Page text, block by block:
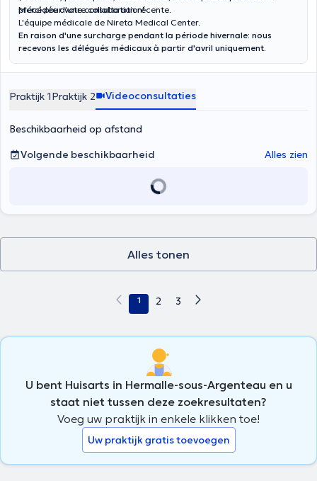
précédée d'une consultation récente.
Merci pour votre collaboration!
L'équipe médicale de Nireta Medical Center.
En raison d'une surcharge pendant la période hivernale: nous
recevons les délégués médicaux à partir d'avril uniquement.
Praktijk 1Praktijk 2 Videoconsultaties
Beschikbaarheid op afstand
Volgende beschikbaarheid
Alles zien
Alles tonen
1 2 3
U bent Huisarts in Hermalle-sous-Argenteau en u
staat niet tussen deze zoekresultaten?
Voeg uw praktijk in enkele klikken toe!
Uw praktijk gratis toevoegen